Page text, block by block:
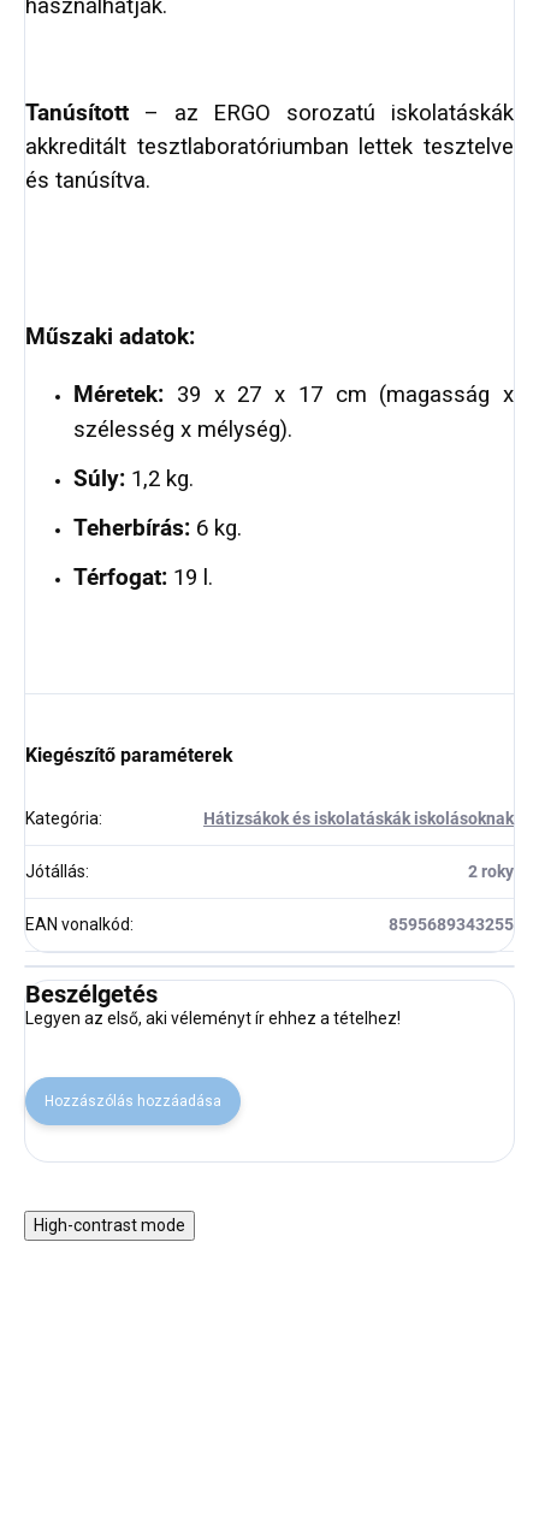
használhatják.
Tanúsított – az ERGO sorozatú iskolatáskák
akkreditált tesztlaboratóriumban lettek tesztelve
és tanúsítva.
Műszaki adatok:
Méretek: 39 x 27 x 17 cm (magasság x
szélesség x mélység).
Súly: 1,2 kg.
Teherbírás: 6 kg.
Térfogat: 19 l.
Kiegészítő paraméterek
Kategória: Hátizsákok és iskolatáskák iskolásoknak
Jótállás: 2 roky
EAN vonalkód: 8595689343255
Beszélgetés
Legyen az első, aki véleményt ír ehhez a tételhez!
Hozzászólás hozzáadása
High-contrast mode